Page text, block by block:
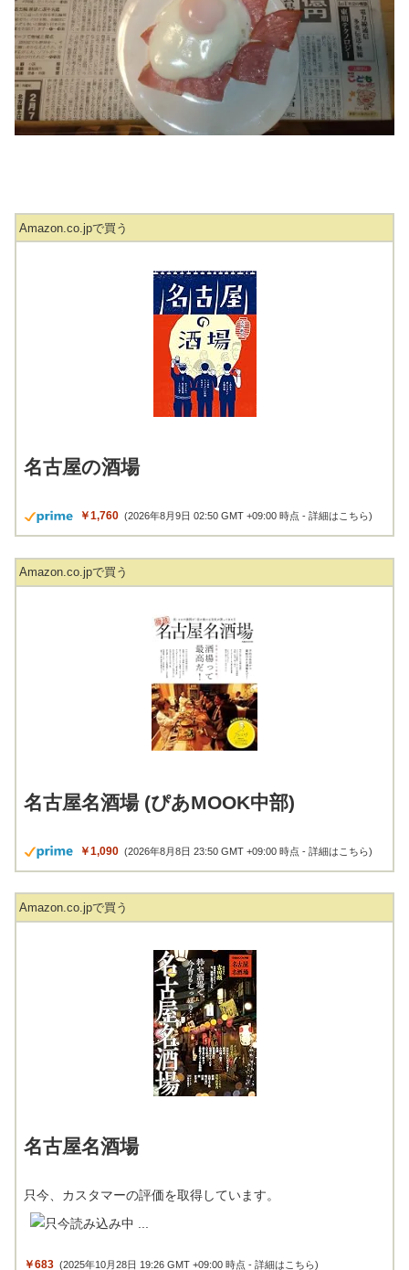
Amazon.co.jpで買う
名古屋の酒場
￥1,760 (2026年8月9日 02:50 GMT +09:00 時点 -詳細はこちら)
Amazon.co.jpで買う
名古屋名酒場 (ぴあMOOK中部)
￥1,090 (2026年8月8日 23:50 GMT +09:00 時点 -詳細はこちら)
Amazon.co.jpで買う
名古屋名酒場
只今、カスタマーの評価を取得しています。